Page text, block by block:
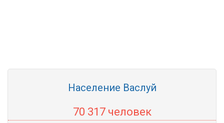
Население Васлуй
70 317 человек